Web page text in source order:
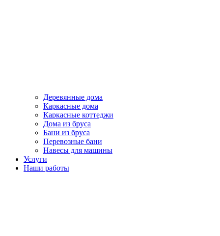
Деревянные дома
Каркасные дома
Каркасные коттеджи
Дома из бруса
Бани из бруса
Перевозные бани
Навесы для машины
Услуги
Наши работы